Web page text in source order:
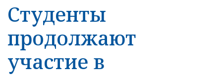
Студенты
продолжают
участие в